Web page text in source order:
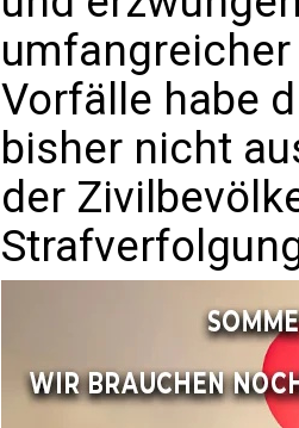
Vorfälle habe
bisher nicht
der